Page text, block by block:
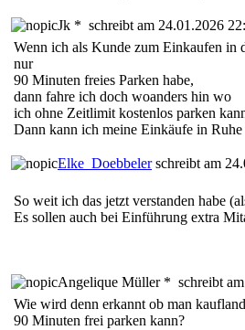
Jk * schreibt am 24.01.2026
Wenn ich als Kunde zum Einkaufen in
nur
90 Minuten freies Parken habe,
dann fahre ich doch woanders hin wo
ich ohne Zeitlimit kostenlos parken
Dann kann ich meine Einkäufe in Ruhe
Elke_Doebbeler schreibt am
So weit ich das jetzt verstanden habe
Es sollen auch bei Einführung extra
Angelique Müller * schreibt
Wie wird denn erkannt ob man
90 Minuten frei parken kann?